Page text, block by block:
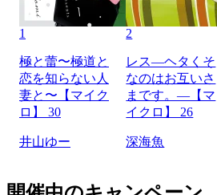
1
極と蕾〜極道と
恋を知らない人
妻と〜【マイク
ロ】 30
井山ゆー
2
レス―ヘタくそ
なのはお互いさ
まです。―【マ
イクロ】 26
深海魚